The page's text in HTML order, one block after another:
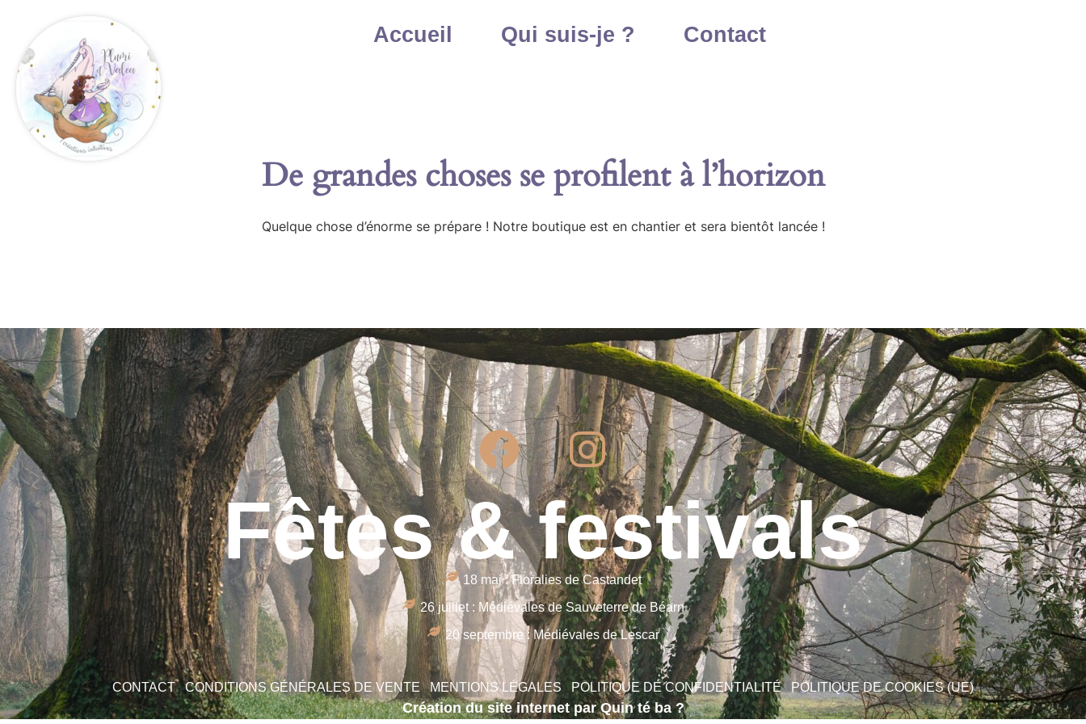
Accueil Qui suis-je ? Contact
De grandes choses se profilent à l’horizon
Quelque chose d’énorme se prépare ! Notre boutique est en chantier et sera bientôt lancée !
Fêtes & festivals
18 mai : Floralies de Castandet
26 juillet : Médiévales de Sauveterre de Béarn
20 septembre : Médiévales de Lescar
CONTACT CONDITIONS GÉNÉRALES DE VENTE MENTIONS LÉGALES POLITIQUE DE CONFIDENTIALITÉ POLITIQUE DE COOKIES (UE)
Création du site internet par Quin té ba ?